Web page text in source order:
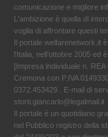
comunicazione e migliore
L'ambizione è quella di
voglia di affrontare questi
Il portale welfarenetwork.it
l'Italia, nell’ottobre 2005 ed
[Impresa individuale n.
Cremona con P.IVA
0372.453429 . E-mail di
storti.giancarlo@legalmail.it
Il portale è un quotidiano
nel Pubblico registro della